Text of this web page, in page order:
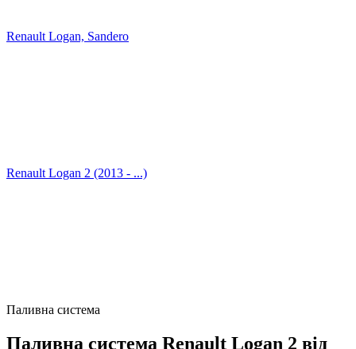
Renault Logan, Sandero
Renault Logan 2 (2013 - ...)
Паливна система
Паливна система Renault Logan 2 від